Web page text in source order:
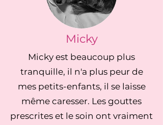
Micky
Micky est beaucoup plus
tranquille, il n'a plus peur de
mes petits-enfants, il se laisse
même caresser. Les gouttes
prescrites et le soin ont vraiment